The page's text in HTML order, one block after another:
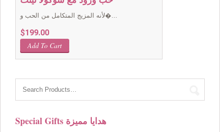
لأنه المزيج المتكامل من الحب و�...
$199.00
Add To Cart
Special Gifts هدايا مميزة